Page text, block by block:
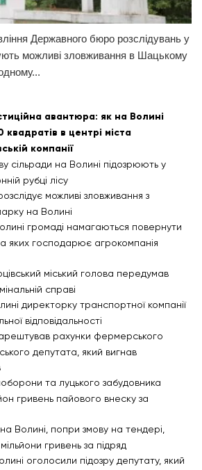
Державного бюро розслідувань у
можливі зловживання в Шацькому
авантюра: як на Волині
в центрі міста
компанії
сільради на Волині підозрюють у
рубці лісу
можливі зловживання з
на Волині
громаді намагаються повернути
яких господарює агрокомпанія
міський голова передумав
справі
директорку транспортної компанії
відповідальності
рахунки фермерського
депутата, який вигнав
та луцького забудовника
гривень пайового внеску за
Волині, попри змову на тендері,
гривень за підряд
оголосили підозру депутату, який